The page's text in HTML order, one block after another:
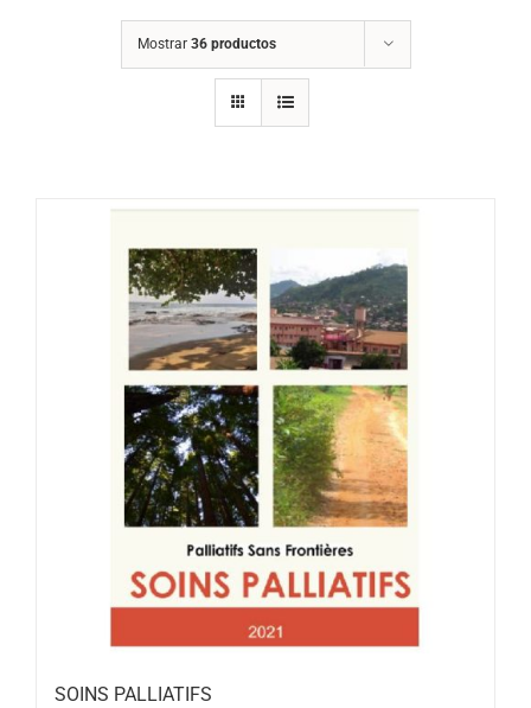
Mostrar 36 productos
SOINS PALLIATIFS